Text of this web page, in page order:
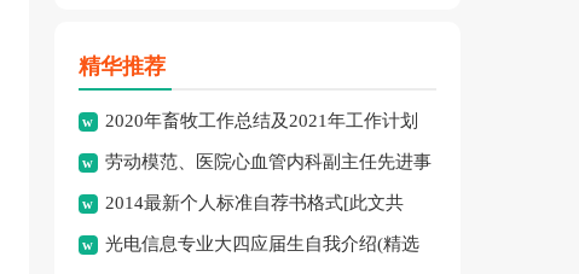
精华推荐
2020年畜牧工作总结及2021年工作计划
[此文共4195字]
劳动模范、医院心血管内科副主任先进事
迹材料[此文共1567字]
2014最新个人标准自荐书格式[此文共
4813字]
光电信息专业大四应届生自我介绍(精选